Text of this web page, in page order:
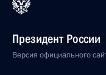
Президент России
Версия официального